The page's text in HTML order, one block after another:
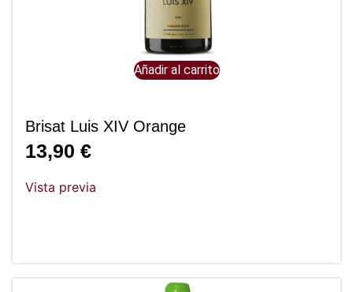
Añadir al carrito
Brisat Luis XIV Orange
13,90 €
Vista previa